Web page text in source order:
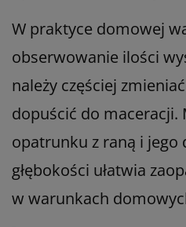
W praktyce domowej
obserwowanie ilości
należy częściej
dopuścić do
opatrunku z raną i jego
głębokości ułatwia
w warunkach